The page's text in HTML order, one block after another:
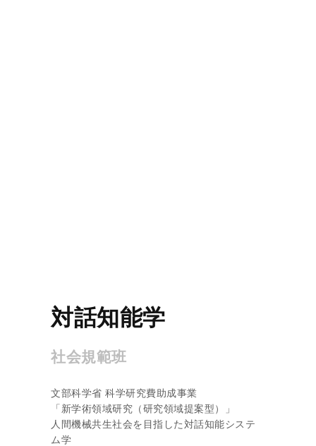
対話知能学
社会規範班
文部科学省 科学研究費助成事業
「新学術領域研究（研究領域提案型）」
人間機械共生社会を目指した対話知能システ
ム学